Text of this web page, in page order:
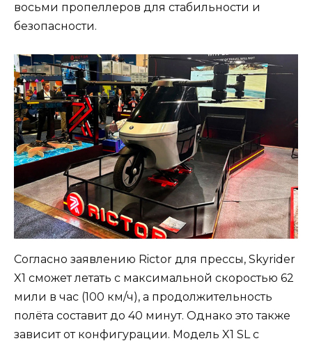
восьми пропеллеров для стабильности и
безопасности.
Согласно заявлению Rictor для прессы, Skyrider
X1 сможет летать с максимальной скоростью 62
мили в час (100 км/ч), а продолжительность
полёта составит до 40 минут. Однако это также
зависит от конфигурации. Модель X1 SL с